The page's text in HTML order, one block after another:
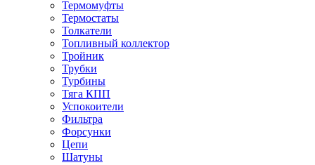
Термомуфты
Термостаты
Толкатели
Топливный коллектор
Тройник
Трубки
Турбины
Тяга КПП
Успокоители
Фильтра
Форсунки
Цепи
Шатуны